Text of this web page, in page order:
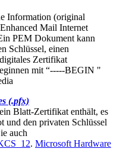
Information (original
Mail Internet
PEM Dokument kann
Schlüssel, einen
Zertifikat
mit “-----BEGIN "
(.pfx)
Blatt-Zertifikat enthält, es
und den privaten Schlüssel
auch
. Microsoft Hardware